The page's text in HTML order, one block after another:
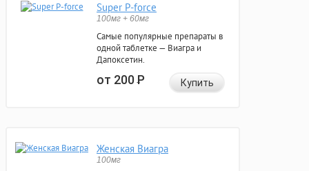
Super P-force
100мг + 60мг
Самые популярные препараты в
одной таблетке — Виагра и
Дапоксетин.
от 200Р Купить
Женская Виагра
100мг